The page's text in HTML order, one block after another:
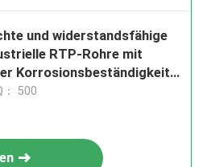
und widerstandsfähige
RTP-Rohre mit
Korrosionsbeständigkeit
Leistung
： 500